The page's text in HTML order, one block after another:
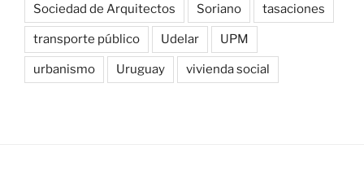
Sociedad de Arquitectos Soriano tasaciones
transporte público Udelar UPM
urbanismo Uruguay vivienda social